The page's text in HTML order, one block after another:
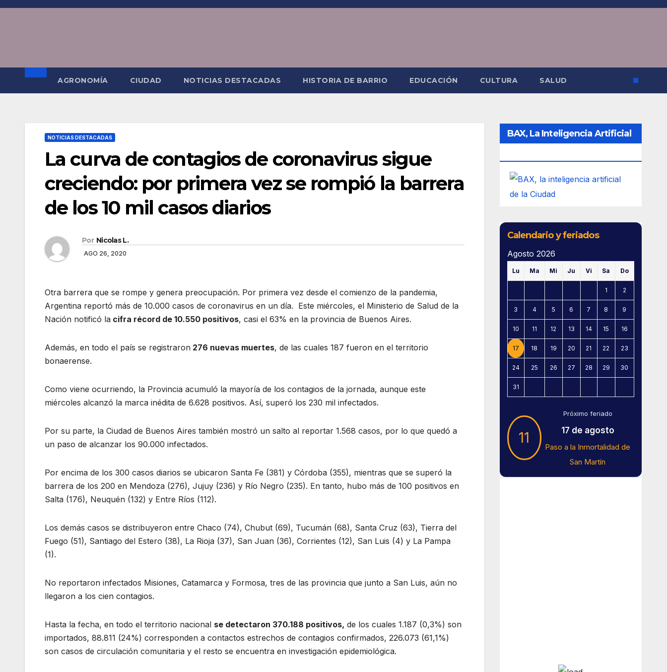
Saltar
AGRONOMÍA CIUDAD NOTICIAS DESTACADAS HISTORIA DE BARRIO EDUCACIÓN CULTURA SALUD
NOTICIAS DESTACADAS
La curva de contagios de coronavirus sigue
creciendo: por primera vez se rompió la barrera
de los 10 mil casos diarios
Por Nicolas L.
AGO 26, 2020
Otra barrera que se rompe y genera preocupación. Por primera vez desde el comienzo de la pandemia,
Argentina reportó más de 10.000 casos de coronavirus en un día. Este miércoles, el Ministerio de Salud de la
Nación notificó la cifra récord de 10.550 positivos, casi el 63% en la provincia de Buenos Aires.
Además, en todo el país se registraron 276 nuevas muertes, de las cuales 187 fueron en el territorio
bonaerense.
Como viene ocurriendo, la Provincia acumuló la mayoría de los contagios de la jornada, aunque este
miércoles alcanzó la marca inédita de 6.628 positivos. Así, superó los 230 mil infectados.
Por su parte, la Ciudad de Buenos Aires también mostró un salto al reportar 1.568 casos, por lo que quedó a
un paso de alcanzar los 90.000 infectados.
Por encima de los 300 casos diarios se ubicaron Santa Fe (381) y Córdoba (355), mientras que se superó la
barrera de los 200 en Mendoza (276), Jujuy (236) y Río Negro (235). En tanto, hubo más de 100 positivos en
Salta (176), Neuquén (132) y Entre Ríos (112).
Los demás casos se distribuyeron entre Chaco (74), Chubut (69), Tucumán (68), Santa Cruz (63), Tierra del
Fuego (51), Santiago del Estero (38), La Rioja (37), San Juan (36), Corrientes (12), San Luis (4) y La Pampa
(1).
No reportaron infectados Misiones, Catamarca y Formosa, tres de las provincia que junto a San Luis, aún no
llegaron a los cien contagios.
Hasta la fecha, en todo el territorio nacional se detectaron 370.188 positivos, de los cuales 1.187 (0,3%) son
importados, 88.811 (24%) corresponden a contactos estrechos de contagios confirmados, 226.073 (61,1%)
son casos de circulación comunitaria y el resto se encuentra en investigación epidemiológica.
BAX, La Inteligencia Artificial
Calendario y feriados
Agosto 2026
Lu Ma Mi Ju Vi Sa Do
1 2
3 4 5 6 7 8 9
10 11 12 13 14 15 16
17 18 19 20 21 22 23
24 25 26 27 28 29 30
31
11
Próximo feriado
17 de agosto
Paso a la Inmortalidad de
San Martín